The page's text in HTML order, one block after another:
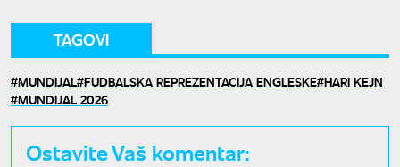
TAGOVI
MUNDIJAL FUDBALSKA REPREZENTACIJA ENGLESKE HARI KEJN
MUNDIJAL 2026
Ostavite Vaš komentar: